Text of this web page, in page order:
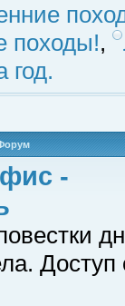
походы!,
год.
-